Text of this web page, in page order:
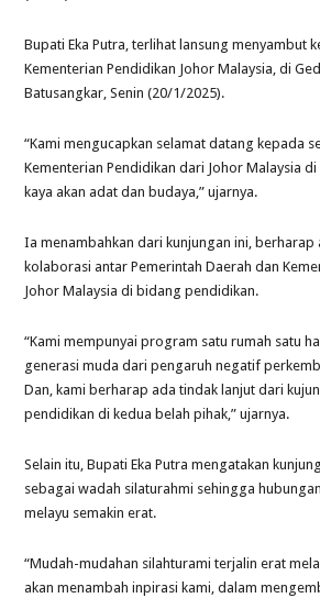
Bupati Eka Putra, terlihat lansung menyambut
Kementerian Pendidikan Johor Malaysia, di
Batusangkar, Senin (20/1/2025).
“Kami mengucapkan selamat datang kepada
Kementerian Pendidikan dari Johor Malaysia
kaya akan adat dan budaya,” ujarnya.
Ia menambahkan dari kunjungan ini, berharap
kolaborasi antar Pemerintah Daerah dan
Johor Malaysia di bidang pendidikan.
“Kami mempunyai program satu rumah satu
generasi muda dari pengaruh negatif
Dan, kami berharap ada tindak lanjut dari
pendidikan di kedua belah pihak,” ujarnya.
Selain itu, Bupati Eka Putra mengatakan
sebagai wadah silaturahmi sehingga
melayu semakin erat.
“Mudah-mudahan silahturami terjalin erat
akan menambah inpirasi kami, dalam